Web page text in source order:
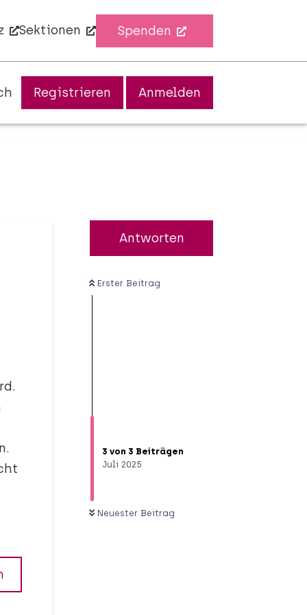
Sektionen Spenden
Registrieren Anmelden
Antworten
Erster Beitrag
3 von 3 Beiträgen
Juli 2025
Neuester Beitrag